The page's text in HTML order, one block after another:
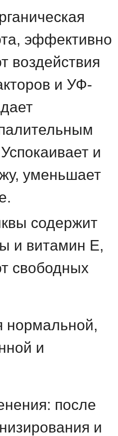
эффективно
воздействия
и УФ-
и
уменьшает
содержит
и витамин E,
свободных
нормальной,
и
после
и